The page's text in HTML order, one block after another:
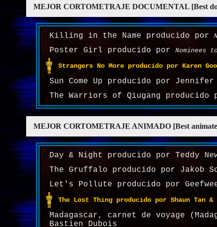
MEJOR CORTOMETRAJE DOCUMENTAL [Best
Killing in the Name producido por
Poster Girl producido por Nominees
Strangers No More producido por Karen
Sun Come Up producido por
The Warriors of Qiugang producido
MEJOR CORTOMETRAJE ANIMADO [Best
Day & Night producido por Teddy
The Gruffalo producido por Jakob
Let's Pollute producido por Geefwee
The Lost Thing producido por Shaun Tan &
Madagascar, carnet de voyage
Bastien Dubois